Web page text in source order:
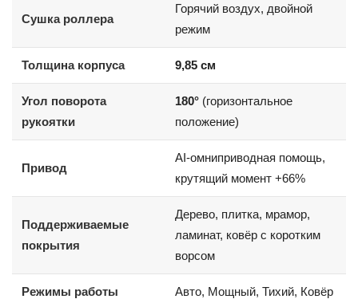
Сушка роллера
Горячий воздух, двойной
режим
Толщина корпуса 9,85 см
Угол поворота
рукоятки
180° (горизонтальное
положение)
Привод
AI-омниприводная помощь,
крутящий момент +66%
Поддерживаемые
покрытия
Дерево, плитка, мрамор,
ламинат, ковёр с коротким
ворсом
Режимы работы Авто, Мощный, Тихий, Ковёр